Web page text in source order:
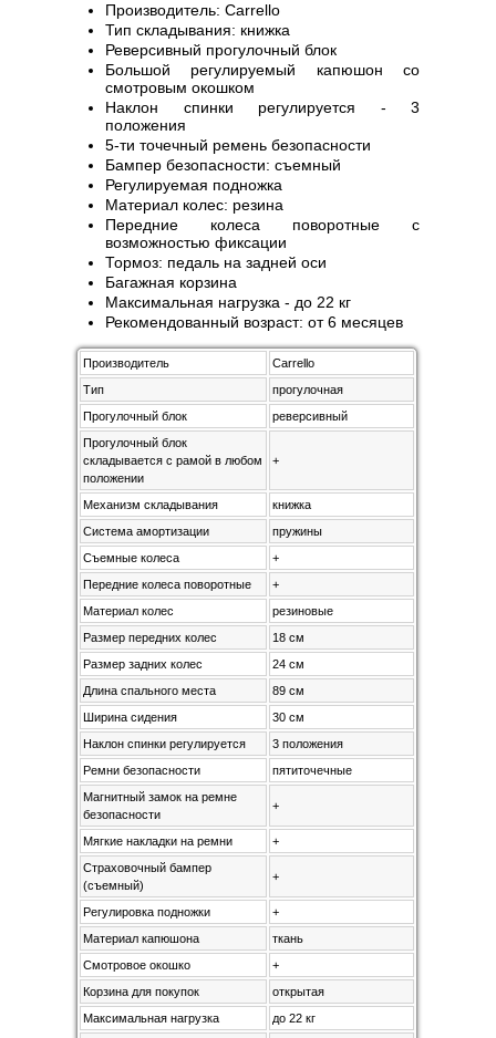
Производитель: Carrello
Тип складывания: книжка
Реверсивный прогулочный блок
Большой регулируемый капюшон со
смотровым окошком
Наклон спинки регулируется - 3
положения
5-ти точечный ремень безопасности
Бампер безопасности: съемный
Регулируемая подножка
Материал колес: резина
Передние колеса поворотные с
возможностью фиксации
Тормоз: педаль на задней оси
Багажная корзина
Максимальная нагрузка - до 22 кг
Рекомендованный возраст: от 6 месяцев
Производитель
Carrello
Тип
прогулочная
Прогулочный блок
реверсивный
Прогулочный блок
складывается с рамой в любом
положении
+
Механизм складывания
книжка
Система амортизации
пружины
Съемные колеса
+
Передние колеса поворотные
+
Материал колес
резиновые
Размер передних колес
18 см
Размер задних колес
24 см
Длина спального места
89 см
Ширина сидения
30 см
Наклон спинки регулируется
3 положения
Ремни безопасности
пятиточечные
Магнитный замок на ремне
безопасности
+
Мягкие накладки на ремни
+
Страховочный бампер
(съемный)
+
Регулировка подножки
+
Материал капюшона
ткань
Смотровое окошко
+
Корзина для покупок
открытая
Максимальная нагрузка
до 22 кг